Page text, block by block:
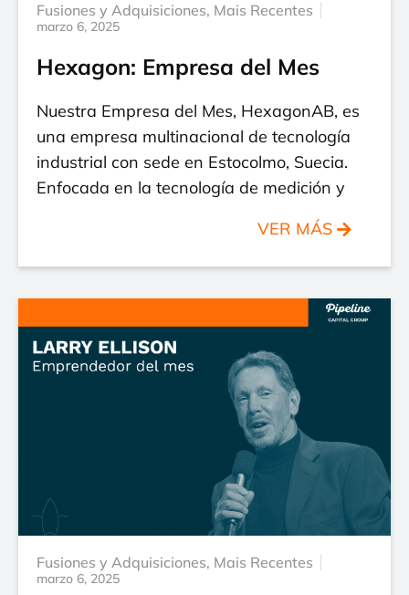
Fusiones y Adquisiciones, Mais Recentes
marzo 6, 2025
Hexagon: Empresa del Mes
Nuestra Empresa del Mes, HexagonAB, es
una empresa multinacional de tecnología
industrial con sede en Estocolmo, Suecia.
Enfocada en la tecnología de medición y
VER MÁS
Fusiones y Adquisiciones, Mais Recentes
marzo 6, 2025